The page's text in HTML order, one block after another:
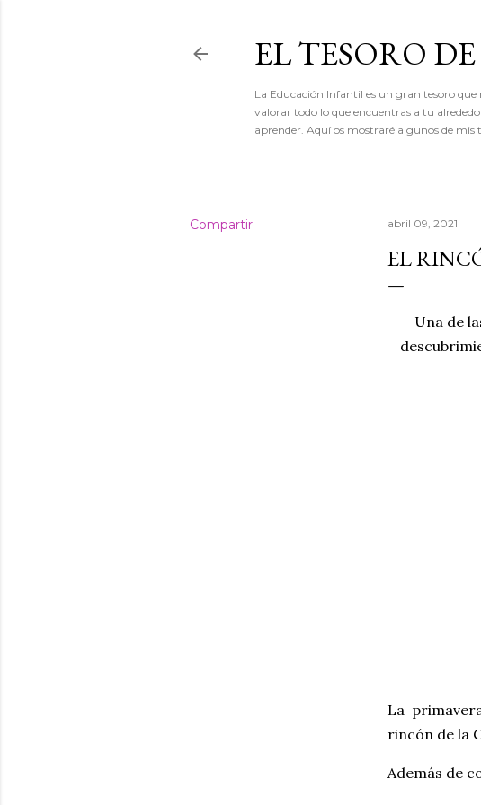
EL TESORO
La Educación Infantil es un gran tesoro
valorar todo lo que encuentras a tu
aprender. Aquí os mostraré algunos de mis
Compartir abril 09, 2021
EL
Una de
La
rincón de la
Además de